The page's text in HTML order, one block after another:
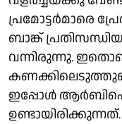
പ്രമോട്ടര്‍മാരെ
ബാങ്ക്
വന്നിരുന്നു.
ഇപ്പോള്‍
ഉണ്ടായിരിക്കുന്നത്.